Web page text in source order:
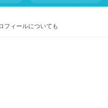
フィールについても